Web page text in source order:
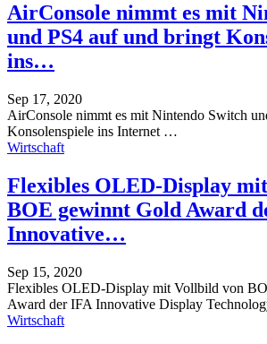
AirConsole nimmt es mit
und PS4 auf und bringt
ins…
Sep 17, 2020
AirConsole nimmt es mit Nintendo Switch
Konsolenspiele ins Internet …
Wirtschaft
Flexibles OLED-Display
BOE gewinnt Gold Award
Innovative…
Sep 15, 2020
Flexibles OLED-Display mit Vollbild von
Award der IFA Innovative Display
Wirtschaft